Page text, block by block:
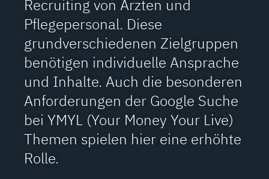
Recruiting von Ärzten und
Pflegepersonal. Diese
grundverschiedenen Zielgruppen
benötigen individuelle Ansprache
und Inhalte. Auch die besonderen
Anforderungen der Google Suche
bei YMYL (Your Money Your Live)
Themen spielen hier eine erhöhte
Rolle.